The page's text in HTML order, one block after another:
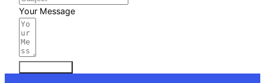
Your Message